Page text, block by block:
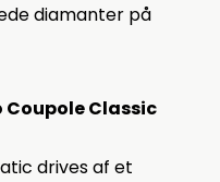
diamanter på
Coupole Classic
drives af et